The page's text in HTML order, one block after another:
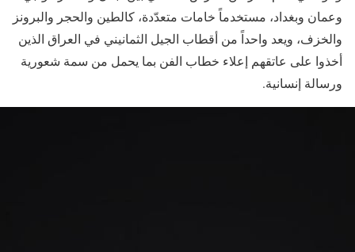
وعمان وبغداد، مستخدماً خامات متعدّدة، كالطين والحجر والبرونز
والخزف، ويعد واحداً من أقطاب الجيل الثمانيني في العراق الذين
أخذوا على عاتقهم إعلاء خطاب الفن بما يحمل من سمة شعورية
ورسالة إنسانية.